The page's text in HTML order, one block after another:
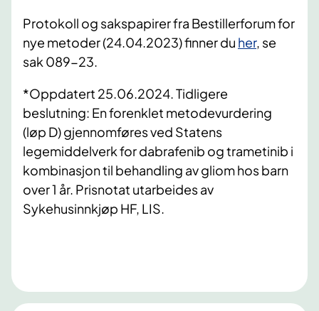
Protokoll og sakspapirer fra Bestillerforum for
nye metoder (24.04.2023) finner du her, se
sak 089-23.
*Oppdatert 25.06.2024. Tidligere
beslutning: En forenklet metodevurdering
(løp D) gjennomføres ved Statens
legemiddelverk for dabrafenib og trametinib i
kombinasjon til behandling av gliom hos barn
over 1 år. Prisnotat utarbeides av
Sykehusinnkjøp HF, LIS.